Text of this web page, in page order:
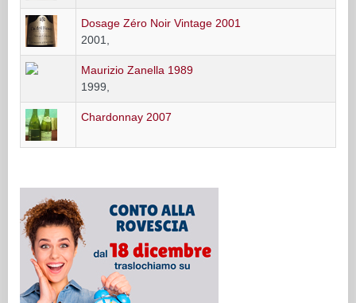
Dosage Zéro Noir Vintage 2001
2001,
Maurizio Zanella 1989
1999,
Chardonnay 2007